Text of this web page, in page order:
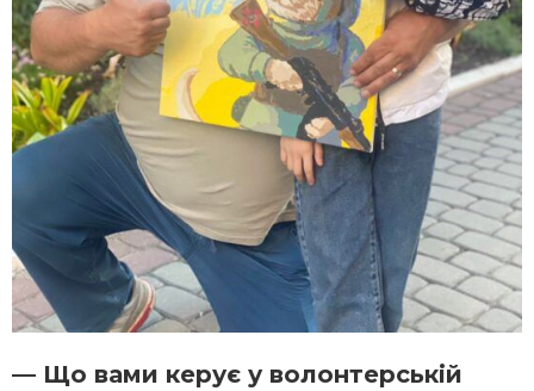
— Що вами керує у волонтерській